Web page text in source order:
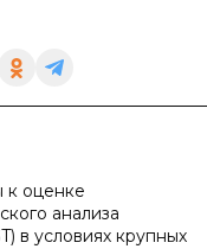
к оценке
анализа
в условиях крупных